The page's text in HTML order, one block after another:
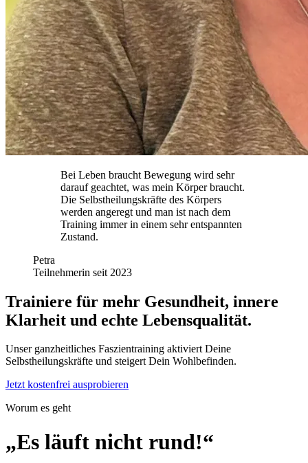
Bei Leben braucht Bewegung wird sehr
darauf geachtet, was mein Körper braucht.
Die Selbstheilungskräfte des Körpers
werden angeregt und man ist nach dem
Training immer in einem sehr entspannten
Zustand.
Petra
Teilnehmerin seit 2023
Trainiere für mehr Gesundheit, innere
Klarheit und echte Lebensqualität.
Unser ganzheitliches Faszientraining aktiviert Deine
Selbstheilungskräfte und steigert Dein Wohlbefinden.
Jetzt kostenfrei ausprobieren
Worum es geht
„Es läuft nicht rund!“